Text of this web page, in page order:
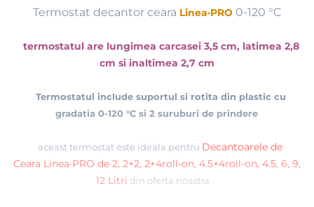
Termostat decantor ceara Linea·PRO0-120 °C
termostatul are lungimea carcasei 3,5 cm, latimea 2,8
cm si inaltimea 2,7 cm
Termostatul include suportul si rotita din plastic cu
gradatia 0-120 °C si 2 suruburi de prindere
aceast termostat este ideala pentru Decantoarele de
Ceara Linea·PRO de 2, 2+2, 2+4roll-on, 4.5+4roll-on, 4.5, 6, 9,
12 Litri din oferta noastra